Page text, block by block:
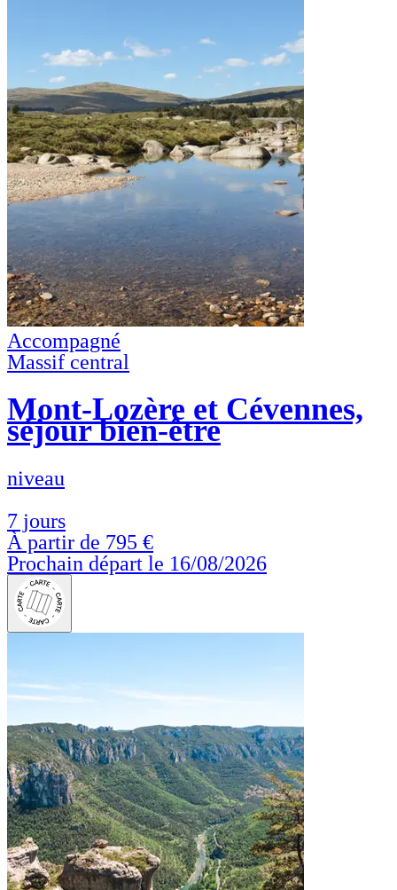
Accompagné
Massif central
Mont-Lozère et Cévennes,
séjour bien-être
niveau
7 jours
À partir de 795 €
Prochain départ le 16/08/2026